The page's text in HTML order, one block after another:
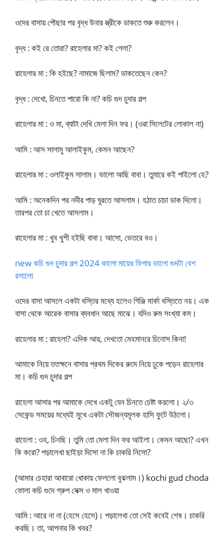
ওদের বাসায় পৌছার পর বৃদ্ধ উনার স্ত্রীকে ডাকতে শুরু করলেন।
বৃদ্ধ : কই রে তোরা? রাহেলার মা? কই গেলা?
রাহেলার মা : কি হইছে? নামাজে ছিলাম? ডাকতেছেন কেন?
বৃদ্ধ : দেখো, চিনতে পারো কি না? কচি গুদ চুদার গল্প
রাহেলার মা : ও মা, ব্যাটা দেখি মেলা দিন ফর। (ওরা সিলেটের লোকাল না)
আমি : আস সালামু আলাইকুম, কেমন আছেন?
রাহেলার মা : ওলাইকুম সালাম। ভালো আছি বাবা। তুমারে কই পাইলো হে?
আমি : অনেকদিন পর নদীর পাড় ঘুরতে আসলাম। হঠাত চাচা ডাক দিলো।
তারপর তো চা খেতে আসলাম।
রাহেলার মা : খুব খুশী হইছি বাবা। আসো, ভেতরে বও।
new কচি গুদ চুদার গল্প 2024 কালো মায়ের ফিগার ভালো গুদটা বেশ
রসালো
ওদের বাসা আসলে একটা বস্তির মধ্যে হলেও গিঞ্জি মার্কা বস্তিতে নয়। এক
বাসা থেকে আরেক বাসার ব্যবধান আছে মাঝে। যদিও রুম সংখ্যা কম।
রাহেলার মা : রাহেলা? এদিক আয়, দেখতো মেহমানরে চিনোস কিনা!
আমাকে নিয়ে ততক্ষনে বাসার প্রথম দিকের রুমে নিয়ে ঢুকে পড়েন রাহেলার
মা। কচি গুদ চুদার গল্প
রাহেলা আসার পর আমাকে দেখে একটু যেন চিনতে চেষ্টা করলো। ২/৩
সেকেন্ড সময়ের মধ্যেই মুখে একটা সৌজন্যমূলক হাসি ফুটে উঠলো।
রাহেলা : ওহ, চিনছি। তুমি তো মেলা দিন ফর আইলা। কেমন আছো? এখন
কি করো? পড়ালেখা ছাইড়া দিসো না কি চাকরি নিসো?
(আমার চেহারা আবারো ধোকায় ফেললো বুঝলাম।) kochi gud choda
ফোলা কচি গুদে গ্রুপ সেক্স ও মাল খাওয়া
আমি : আরে না না (হেসে হেসে)। পড়ালেখা তো সেই কবেই শেষ। চাকরি
করছি। তা, আপনার কি খবর?